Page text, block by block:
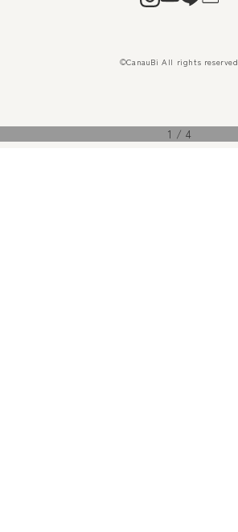
1 /4
©CanauBi All rights reserved.